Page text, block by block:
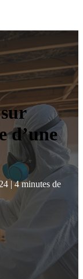
d’une
| 4 minutes de